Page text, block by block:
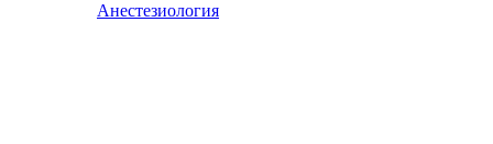
Анестезиология